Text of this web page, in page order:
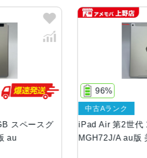
クト比 画面解像度: QXGA
クライト IPS LCD display
Air 第2世代 16GB シルバー
A au版 美品
96%